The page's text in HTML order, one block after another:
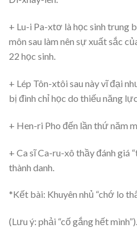
+ Lu-i Pa-xtơ là học sinh trung
môn sau làm nên sự xuất sắc
22 học sinh.
+ Lép Tôn-xtôi sau này vĩ đại
bị đình chỉ học do thiếu năng
+ Hen-ri Pho đến lần thứ năm
+ Ca sĩ Ca-ru-xô thầy đánh giá
thành danh.
*Kết bài: Khuyên nhủ “chớ lo
(Lưu ý: phải “cố gắng hết mình”).